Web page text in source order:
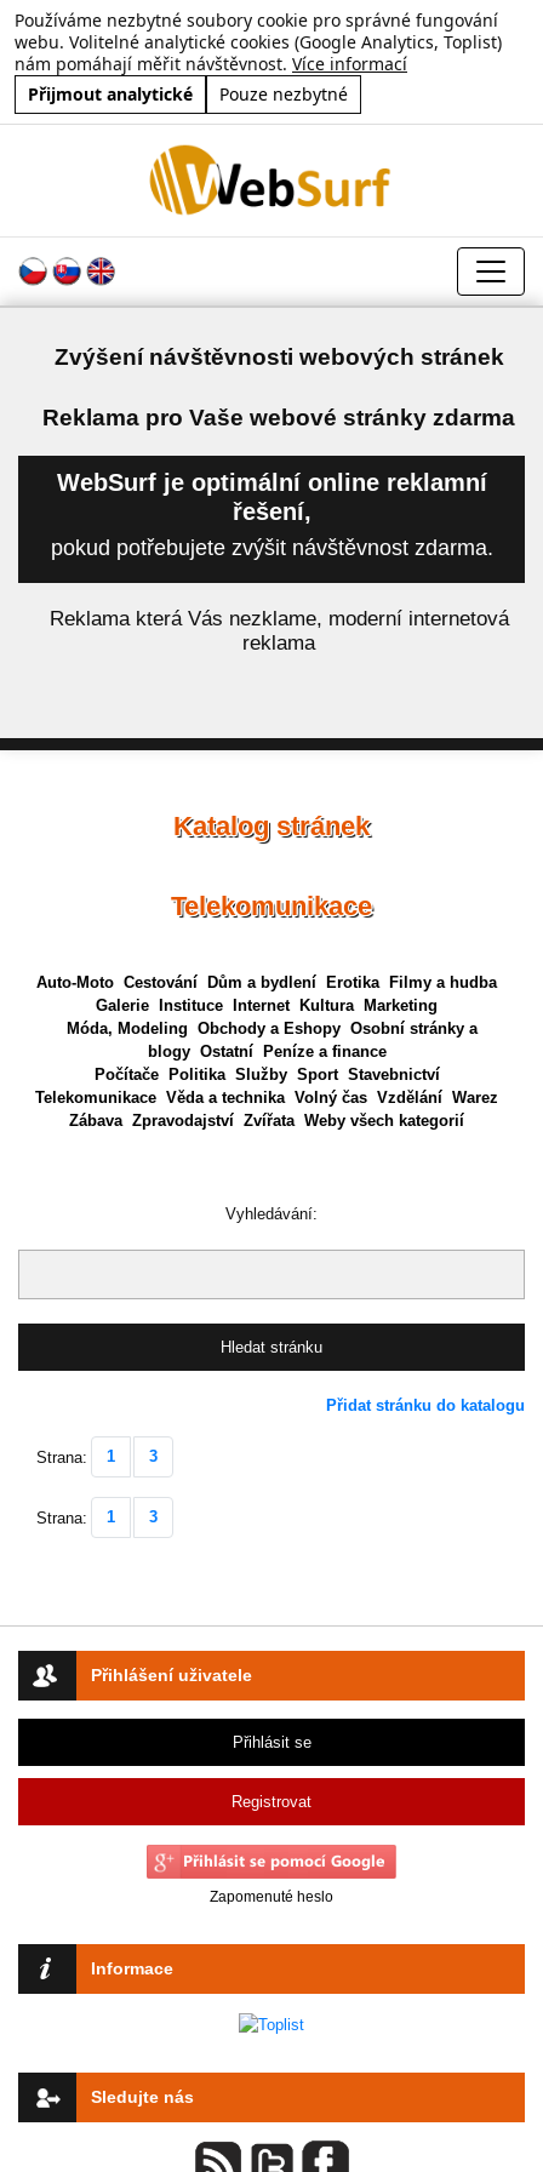
Používáme nezbytné soubory cookie pro správné fungování
webu. Volitelné analytické cookies (Google Analytics, Toplist)
nám pomáhají měřit návštěvnost. Více informací
Přijmout analytické
Pouze nezbytné
Zvýšení návštěvnosti webových stránek
Reklama pro Vaše webové stránky zdarma
WebSurf je optimální online reklamní
řešení,
pokud potřebujete zvýšit návštěvnost zdarma.
Reklama která Vás nezklame, moderní internetová
reklama
Přihlášení uživatele
Přihlásit se
Registrovat
Zapomenuté heslo
Informace
Sledujte nás
Katalog stránek
Telekomunikace
Auto-Moto Cestování Dům a bydlení Erotika
Filmy a hudba
Galerie
Instituce Internet Kultura
Marketing
Móda, Modeling Obchody a Eshopy Osobní stránky a
blogy Ostatní
Peníze a finance
Počítače
Politika Služby Sport Stavebnictví
Telekomunikace Věda a technika Volný čas Vzdělání Warez
Zábava Zpravodajství Zvířata Weby všech kategorií
Vyhledávání:
Přidat stránku do katalogu
Strana: 1 3
Strana: 1 3